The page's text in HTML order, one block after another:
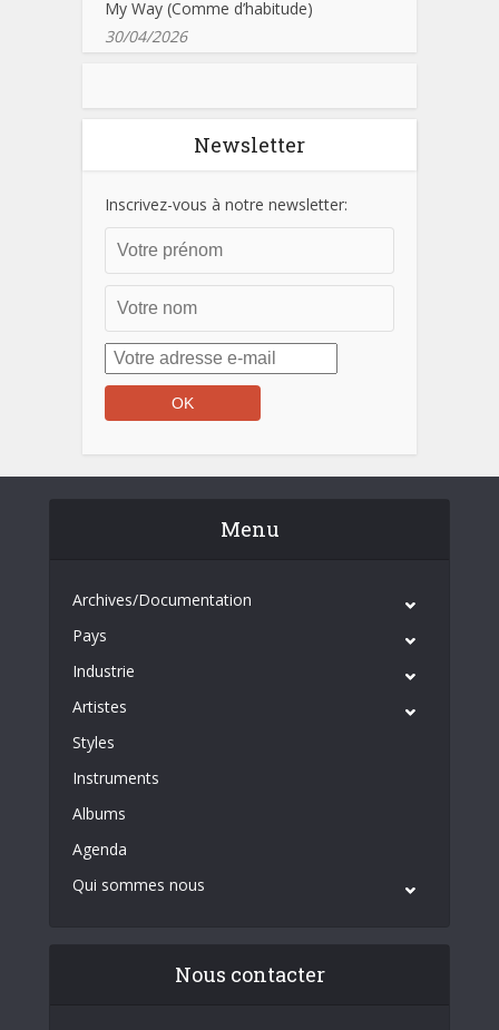
My Way (Comme d’habitude)
30/04/2026
Newsletter
Inscrivez-vous à notre newsletter:
Menu
Archives/Documentation
Pays
Industrie
Artistes
Styles
Instruments
Albums
Agenda
Qui sommes nous
Nous contacter